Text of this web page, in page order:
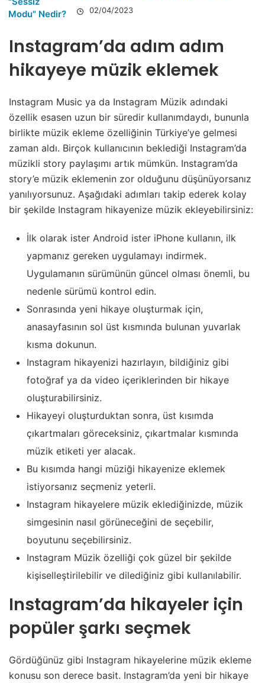
02/04/2023
Instagram’da adım adım
hikayeye müzik eklemek
Instagram Music ya da Instagram Müzik adındaki
özellik esasen uzun bir süredir kullanımdaydı, bununla
birlikte müzik ekleme özelliğinin Türkiye’ye gelmesi
zaman aldı. Birçok kullanıcının beklediği Instagram’da
müzikli story paylaşımı artık mümkün. Instagram’da
story’e müzik eklemenin zor olduğunu düşünüyorsanız
yanılıyorsunuz. Aşağıdaki adımları takip ederek kolay
bir şekilde Instagram hikayenize müzik ekleyebilirsiniz:
İlk olarak ister Android ister iPhone kullanın, ilk
yapmanız gereken uygulamayı indirmek.
Uygulamanın sürümünün güncel olması önemli, bu
nedenle sürümü kontrol edin.
Sonrasında yeni hikaye oluşturmak için,
anasayfasının sol üst kısmında bulunan yuvarlak
kısma dokunun.
Instagram hikayenizi hazırlayın, bildiğiniz gibi
fotoğraf ya da video içeriklerinden bir hikaye
oluşturabilirsiniz.
Hikayeyi oluşturduktan sonra, üst kısımda
çıkartmaları göreceksiniz, çıkartmalar kısmında
müzik etiketi yer alacak.
Bu kısımda hangi müziği hikayenize eklemek
istiyorsanız seçmeniz yeterli.
Instagram hikayelere müzik eklediğinizde, müzik
simgesinin nasıl görüneceğini de seçebilir,
boyutunu seçebilirsiniz.
Instagram Müzik özelliği çok güzel bir şekilde
kişiselleştirilebilir ve dilediğiniz gibi kullanılabilir.
Instagram’da hikayeler için
popüler şarkı seçmek
Gördüğünüz gibi Instagram hikayelerine müzik ekleme
konusu son derece basit. Instagram’da yeni bir hikaye